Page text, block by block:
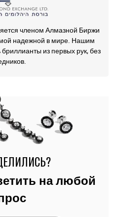
членом Алмазной Биржи
надежной в мире. Нашим
из первых рук, без
на любой